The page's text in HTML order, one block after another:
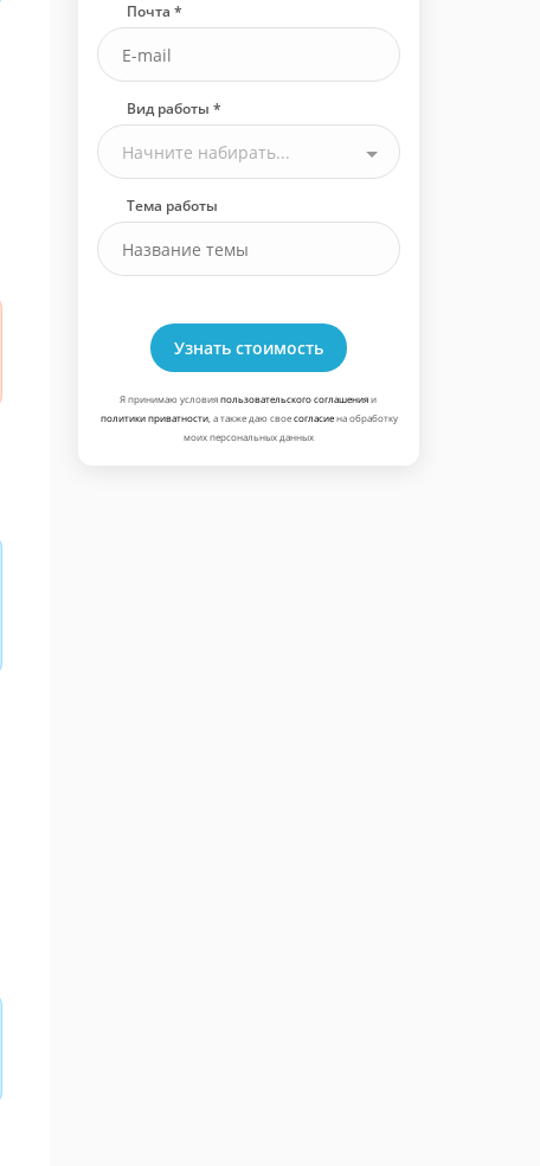
Почта *
Вид работы *
Начните набирать...
Тема работы
Узнать стоимость
Я принимаю условияпользовательского соглашенияи
политики приватности, а также даю своесогласиена обработку
моих персональных данных